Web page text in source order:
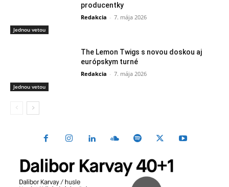
Jednou vetou
producentky
Redakcia - 7. mája 2026
Jednou vetou
The Lemon Twigs s novou doskou aj
európskym turné
Redakcia - 7. mája 2026